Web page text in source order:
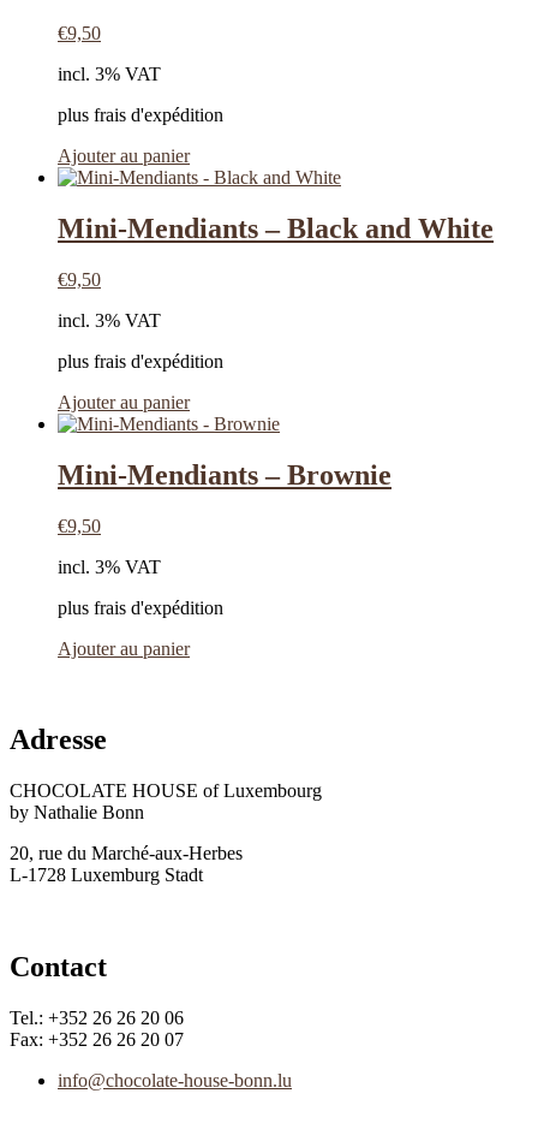
€9,50
incl. 3% VAT
plus frais d'expédition
Ajouter au panier
Mini-Mendiants – Black and White
€9,50
incl. 3% VAT
plus frais d'expédition
Ajouter au panier
Mini-Mendiants – Brownie
€9,50
incl. 3% VAT
plus frais d'expédition
Ajouter au panier
Adresse
CHOCOLATE HOUSE of Luxembourg
by Nathalie Bonn
20, rue du Marché-aux-Herbes
L-1728 Luxemburg Stadt
Contact
Tel.: +352 26 26 20 06
Fax: +352 26 26 20 07
info@chocolate-house-bonn.lu